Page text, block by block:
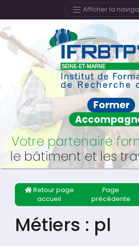
Afficher la
Former
Votre partenaire
le bâtiment et les
Retour page
accueil
Page
précédente
Métiers : pl